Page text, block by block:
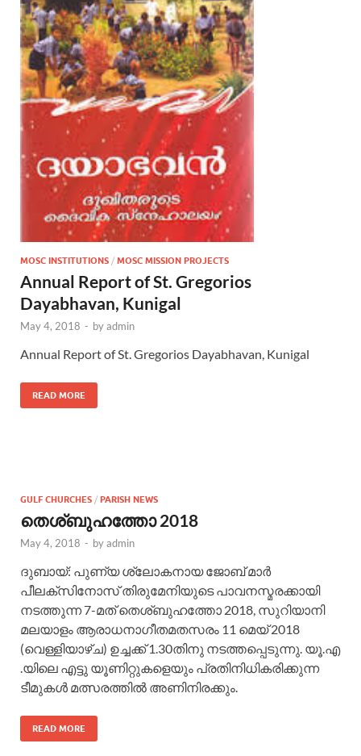
MOSC INSTITUTIONS / MOSC MISSION PROJECTS
Annual Report of St. Gregorios
Dayabhavan, Kunigal
May 4, 2018 - byadmin
Annual Report of St. Gregorios Dayabhavan, Kunigal
READ MORE
GULF CHURCHES / PARISH NEWS
തെശ്ബുഹത്തോ 2018
May 4, 2018 - byadmin
ദുബായ്: പുണ്യ ശ്ലോകനായ ജോബ് മാർ
പീലക്സിനോസ് തിരുമേനിയുടെ പാവനസ്മരക്കായി
നടത്തുന്ന 7-മത് തെശ്ബുഹത്തോ 2018, സുറിയാനി
മലയാളം ആരാധനാഗീതമതസരം 11 മെയ് 2018
(വെള്ളിയാഴ്ച) ഉച്ചക്ക് 1.30തിനു നടത്തപ്പെടുന്നു. യൂ.എ
.യിലെ എട്ടു യൂണിറ്റുകളെയും പ്രതിനിധികരിക്കുന്ന
ടീമുകൾ മത്സരത്തിൽ അണിനിരക്കും.
READ MORE